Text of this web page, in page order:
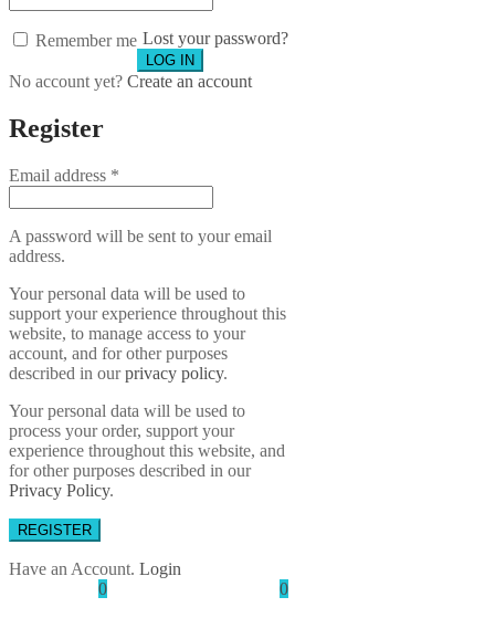
Remember me Lost your password?
No account yet? Create an account
Register
Email address *
A password will be sent to your email
address.
Your personal data will be used to
support your experience throughout this
website, to manage access to your
account, and for other purposes
described in ourprivacy policy.
Your personal data will be used to
process your order, support your
experience throughout this website, and
for other purposes described in our
Privacy Policy.
REGISTER
Have an Account. Login
0
0